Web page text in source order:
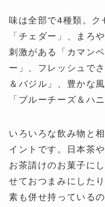
味は全部で4種類。ク
「チェダー」、まろ
刺激がある「カマン
ー」、フレッシュで
＆バジル」、豊かな
「ブルーチーズ＆ハ
いろいろな飲み物と
イントです。日本茶
お茶請けのお菓子に
せておつまみにした
素も併せ持っている